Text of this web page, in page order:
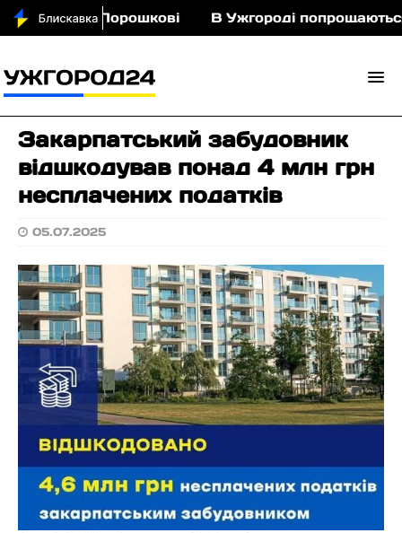
у Порошкові В Ужгороді попрощаються
Закарпатський забудовник
відшкодував понад 4 млн грн
несплачених податків
05.07.2025